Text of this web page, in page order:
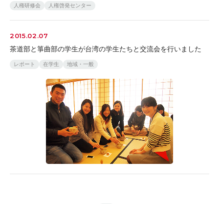
人権研修会 人権啓発センター
2015.02.07
茶道部と箏曲部の学生が台湾の学生たちと交流会を行いました
レポート 在学生 地域・一般